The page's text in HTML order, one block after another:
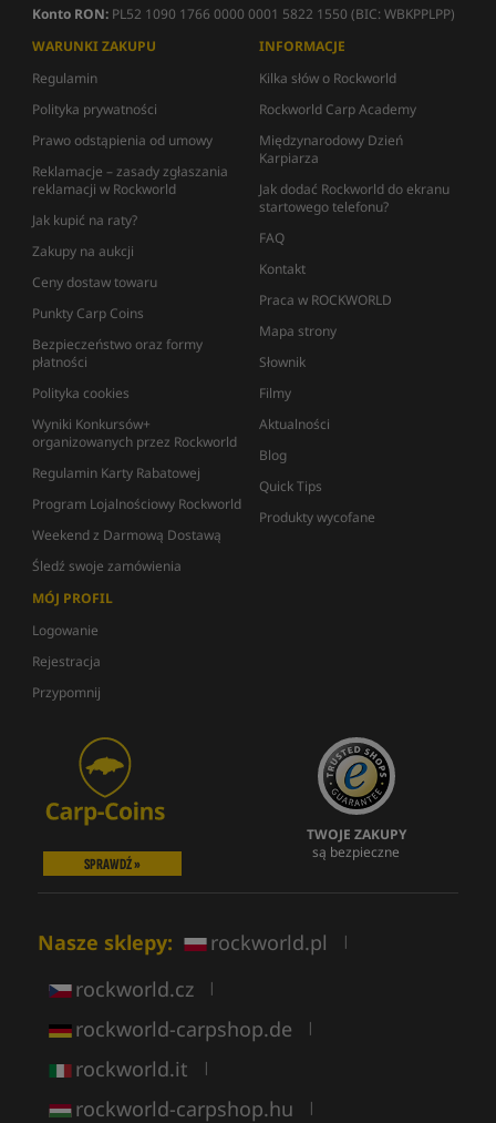
Konto RON: PL52 1090 1766 0000 0001 5822 1550 (BIC: WBKPPLPP)
WARUNKI ZAKUPU
Regulamin
Polityka prywatności
Prawo odstąpienia od umowy
Reklamacje – zasady zgłaszania
reklamacji w Rockworld
Jak kupić na raty?
Zakupy na aukcji
Ceny dostaw towaru
Punkty Carp Coins
Bezpieczeństwo oraz formy
płatności
Polityka cookies
Wyniki Konkursów+
organizowanych przez Rockworld
Regulamin Karty Rabatowej
Program Lojalnościowy Rockworld
Weekend z Darmową Dostawą
Śledź swoje zamówienia
INFORMACJE
Kilka słów o Rockworld
Rockworld Carp Academy
Międzynarodowy Dzień
Karpiarza
Jak dodać Rockworld do ekranu
startowego telefonu?
FAQ
Kontakt
Praca w ROCKWORLD
Mapa strony
Słownik
Filmy
Aktualności
Blog
Quick Tips
Produkty wycofane
MÓJ PROFIL
Logowanie
Rejestracja
Przypomnij
SPRAWDŹ »
TWOJE ZAKUPY
są bezpieczne
Nasze sklepy: rockworld.pl |
rockworld.cz |
rockworld-carpshop.de |
rockworld.it |
rockworld-carpshop.hu |